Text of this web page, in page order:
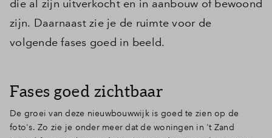
die al zijn uitverkocht en in aanbouw of bewoond
zijn. Daarnaast zie je de ruimte voor de
volgende fases goed in beeld.
Fases goed zichtbaar
De groei van deze nieuwbouwwijk is goed te zien op de
foto's. Zo zie je onder meer dat de woningen in 't Zand